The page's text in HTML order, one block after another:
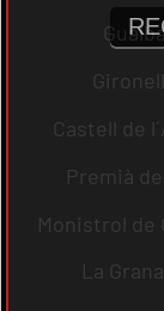
Castell de
Premià
Monistrol de
La